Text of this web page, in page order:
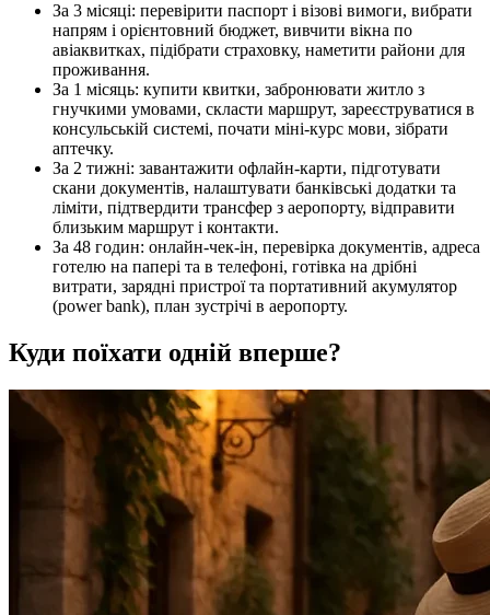
За 3 місяці: перевірити паспорт і візові вимоги, вибрати
напрям і орієнтовний бюджет, вивчити вікна по
авіаквитках, підібрати страховку, наметити райони для
проживання.
За 1 місяць: купити квитки, забронювати житло з
гнучкими умовами, скласти маршрут, зареєструватися в
консульській системі, почати міні‑курс мови, зібрати
аптечку.
За 2 тижні: завантажити офлайн‑карти, підготувати
скани документів, налаштувати банківські додатки та
ліміти, підтвердити трансфер з аеропорту, відправити
близьким маршрут і контакти.
За 48 годин: онлайн‑чек‑ін, перевірка документів, адреса
готелю на папері та в телефоні, готівка на дрібні
витрати, зарядні пристрої та портативний акумулятор
(power bank), план зустрічі в аеропорту.
Куди поїхати одній вперше?